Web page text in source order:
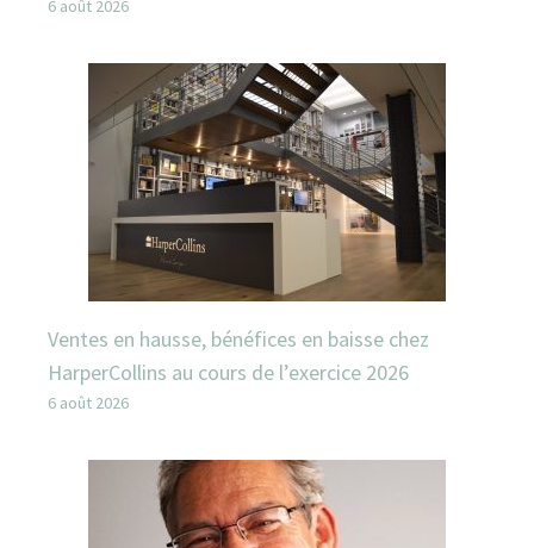
6 août 2026
Ventes en hausse, bénéfices en baisse chez
HarperCollins au cours de l’exercice 2026
6 août 2026